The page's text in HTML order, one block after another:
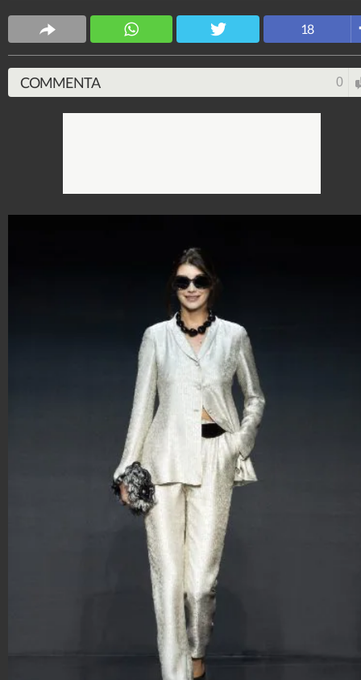
Stile e trend
1.515.139.662 1.957 video 138.074 foto 18
COMMENTA 0